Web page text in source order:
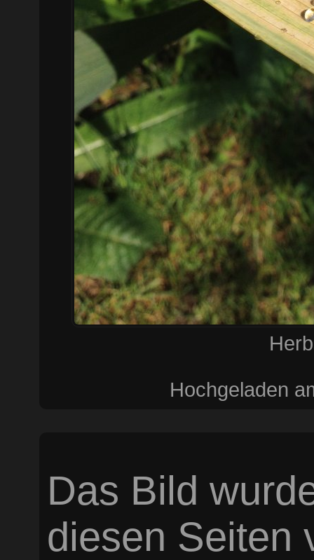
Hochgeladen
Das Bild
diesen Seiten